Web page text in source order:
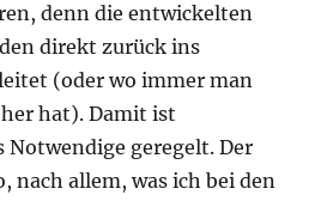
denn die entwickelten
direkt zurück ins
(oder wo immer man
hat). Damit ist
Notwendige geregelt. Der
nach allem, was ich bei den